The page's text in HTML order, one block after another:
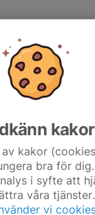
kakor
av kakor
bra för
i syfte att
våra tjänster.
vi